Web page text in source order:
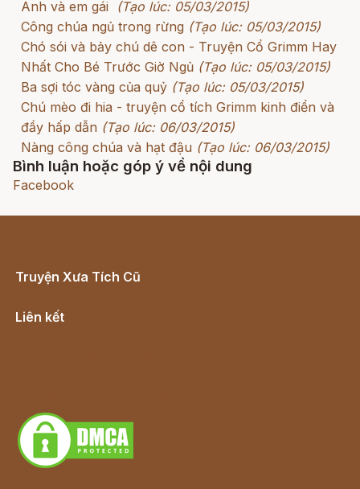
Anh và em gái
(Tạo lúc: 05/03/2015)
Công chúa ngủ trong rừng (Tạo lúc: 05/03/2015)
Chó sói và bảy chú dê con - Truyện Cổ Grimm Hay
Nhất Cho Bé Trước Giờ Ngủ (Tạo lúc: 05/03/2015)
Ba sợi tóc vàng của quỷ (Tạo lúc: 05/03/2015)
Chú mèo đi hia - truyện cổ tích Grimm kinh điển và
đầy hấp dẫn (Tạo lúc: 06/03/2015)
Nàng công chúa và hạt đậu (Tạo lúc: 06/03/2015)
Bình luận hoặc góp ý về nội dung
Facebook
Truyện Xưa Tích Cũ
Liên kết